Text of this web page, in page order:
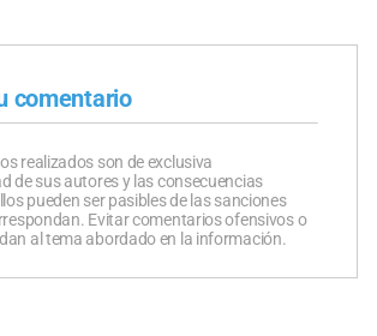
comentario
realizados son de exclusiva
de sus autores y las consecuencias
pueden ser pasibles de las sanciones
Evitar comentarios ofensivos o
al tema abordado en la información.